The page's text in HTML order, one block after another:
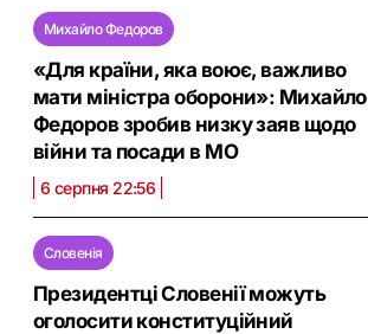
Михайло Федоров
«Для країни, яка воює, важливо
мати міністра оборони»: Михайло
Федоров зробив низку заяв щодо
війни та посади в МО
6 серпня 22:56
Словенія
Президентці Словенії можуть
оголосити конституційний